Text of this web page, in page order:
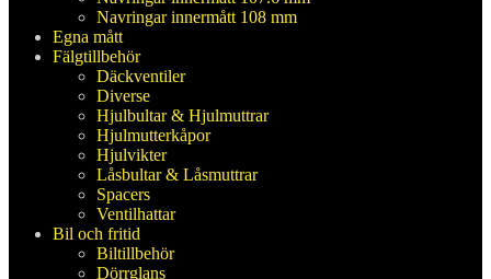
Navringar innermått 108 mm
Egna mått
Fälgtillbehör
Däckventiler
Diverse
Hjulbultar & Hjulmuttrar
Hjulmutterkåpor
Hjulvikter
Låsbultar & Låsmuttrar
Spacers
Ventilhattar
Bil och fritid
Biltillbehör
Dörrglans